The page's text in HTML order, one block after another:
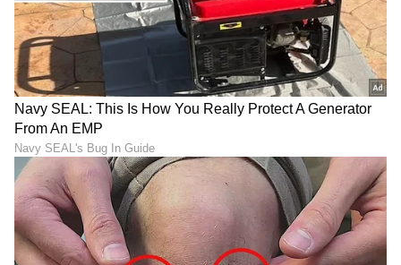
6
7
Image Credit : X